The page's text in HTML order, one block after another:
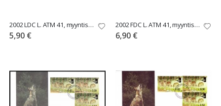
2002 LDC L. ATM 41, myyntisarja 0,50-0,60-0,90
5,90 €
2002 FDC L. ATM 41, myyntisarja 0,50 - 0,60 - 0,90
6,90 €